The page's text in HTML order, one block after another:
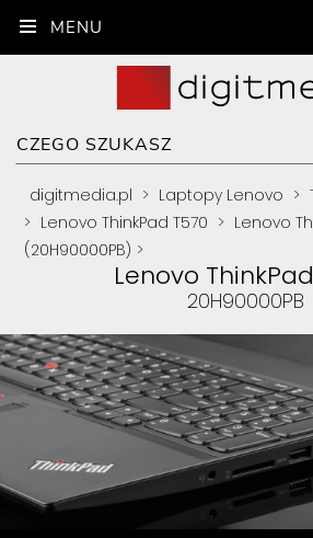
digitmedia.pl > Laptopy Lenovo >
> Lenovo ThinkPad T570 > Lenovo
(20H90000PB) >
Lenovo
20H90000PB